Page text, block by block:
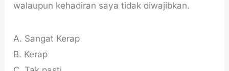
walaupun kehadiran saya tidak diwajibkan.
A. Sangat Kerap
B. Kerap